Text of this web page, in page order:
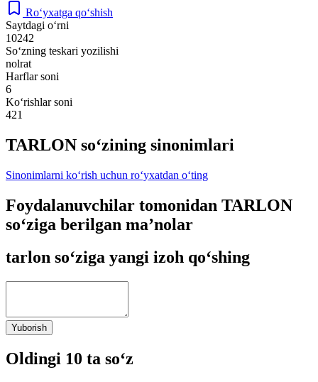
Ro‘yxatga qo‘shish
Saytdagi o‘rni
10242
So‘zning teskari yozilishi
nolrat
Harflar soni
6
Ko‘rishlar soni
421
TARLON so‘zining sinonimlari
Sinonimlarni ko‘rish uchun ro‘yxatdan o‘ting
Foydalanuvchilar tomonidan TARLON
so‘ziga berilgan ma’nolar
tarlon so‘ziga yangi izoh qo‘shing
Yuborish
Oldingi 10 ta so‘z